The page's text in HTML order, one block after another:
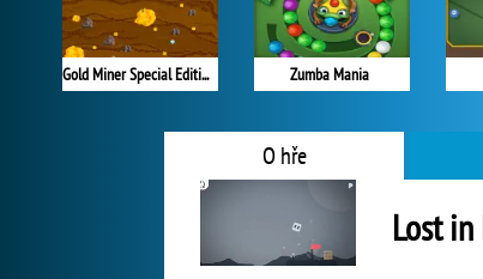
Gold Miner Special Edition Zumba Mania
O hře
Lost